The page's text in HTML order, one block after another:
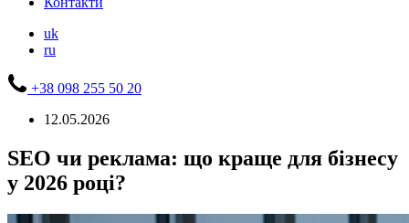
uk
ru
+38 098 255 50 20
12.05.2026
SEO чи реклама: що краще для бізнесу
у 2026 році?